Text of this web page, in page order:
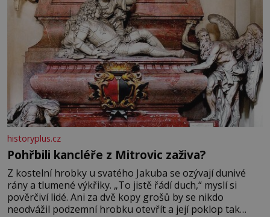
historyplus.cz
Pohřbili kancléře z Mitrovic zaživa?
Z kostelní hrobky u svatého Jakuba se ozývají dunivé
rány a tlumené výkřiky. „To jistě řádí duch,“ myslí si
pověrčiví lidé. Ani za dvě kopy grošů by se nikdo
neodvážil podzemní hrobku otevřít a její poklop tak